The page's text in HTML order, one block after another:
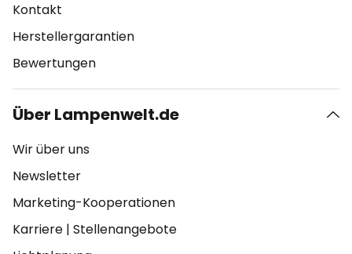
Kontakt
Herstellergarantien
Bewertungen
Über Lampenwelt.de
Wir über uns
Newsletter
Marketing-Kooperationen
Karriere | Stellenangebote